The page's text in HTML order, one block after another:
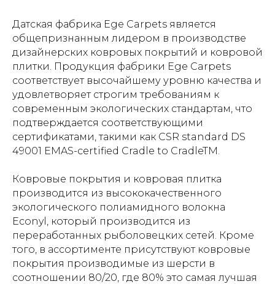
Датская фабрика Ege Carpets является
общепризнанным лидером в производстве
дизайнерских ковровых покрытий и ковровой
плитки. Продукция фабрики Ege Carpets
соответствует высочайшему уровню качества и
удовлетворяет строгим требованиям к
современным экологических стандартам, что
подтверждается соответствующими
сертификатами, такими как CSR standard DS
49001 EMAS-certified Cradle to CradleTM.
Ковровые покрытия и ковровая плитка
производится из высококачественного
экологического полиамидного волокна
Econyl, который производится из
переработанных рыболовецких сетей. Кроме
того, в ассортименте присутствуют ковровые
покрытия производимые из шерсти в
соотношении 80/20, где 80% это самая лучшая